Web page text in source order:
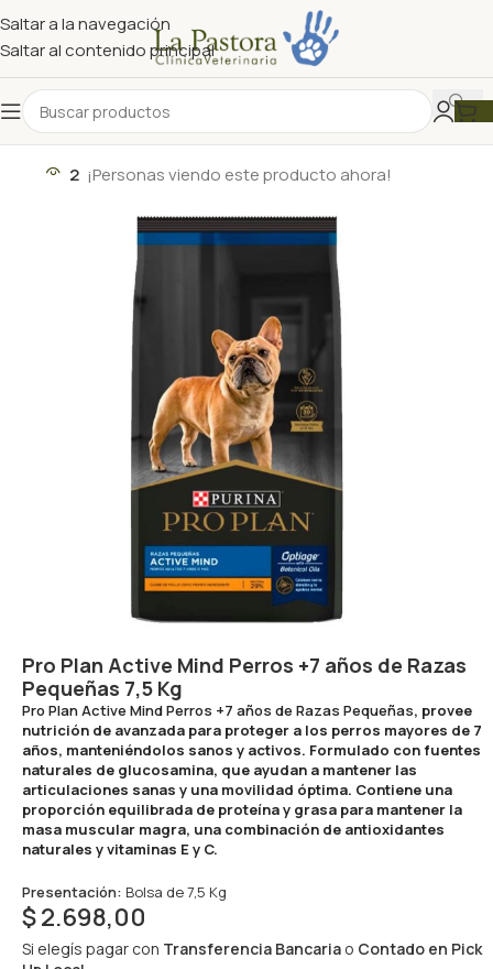
Saltar a la navegación
Saltar al contenido principal
2 ¡Personas viendo este producto ahora!
Pro Plan Active Mind Perros +7 años de Razas
Pequeñas 7,5 Kg
Pro Plan Active Mind Perros +7 años de Razas Pequeñas, provee
nutrición de avanzada para proteger a los perros mayores de 7
años, manteniéndolos sanos y activos. Formulado con fuentes
naturales de glucosamina, que ayudan a mantener las
articulaciones sanas y una movilidad óptima. Contiene una
proporción equilibrada de proteína y grasa para mantener la
masa muscular magra, una combinación de antioxidantes
naturales y vitaminas E y C.
Presentación: Bolsa de 7,5 Kg
$2.698,00
Si elegís pagar con Transferencia Bancaria o Contado en Pick